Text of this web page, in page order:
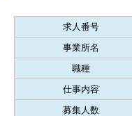
求人番号
事業所名
職種
仕事内容
募集人数